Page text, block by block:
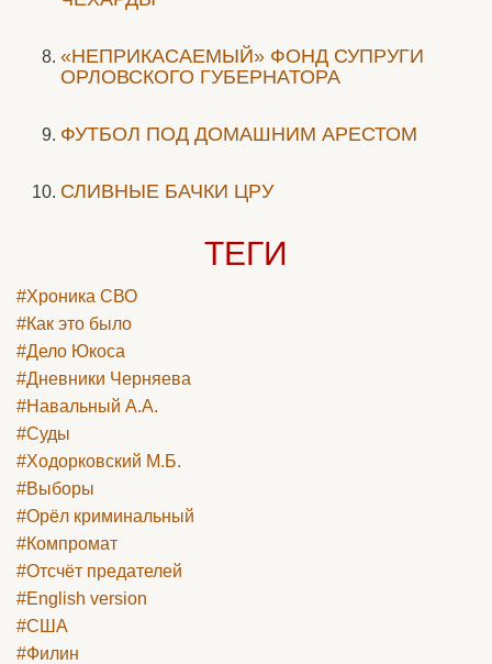
«НЕПРИКАСАЕМЫЙ» ФОНД СУПРУГИ
ОРЛОВСКОГО ГУБЕРНАТОРА
ФУТБОЛ ПОД ДОМАШНИМ АРЕСТОМ
СЛИВНЫЕ БАЧКИ ЦРУ
ТЕГИ
#Хроника СВО
#Как это было
#Дело Юкоса
#Дневники Черняева
#Навальный А.А.
#Суды
#Ходорковский М.Б.
#Выборы
#Орёл криминальный
#Компромат
#Отсчёт предателей
#English version
#США
#Филин